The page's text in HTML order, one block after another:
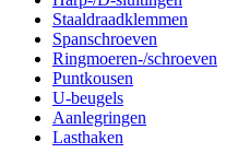
Staaldraadklemmen
Spanschroeven
Ringmoeren-/schroeven
Puntkousen
U-beugels
Aanlegringen
Lasthaken